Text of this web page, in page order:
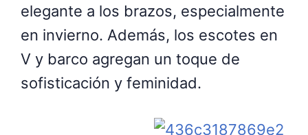
elegante a los brazos, especialmente
en invierno. Además, los escotes en
V y barco agregan un toque de
sofisticación y feminidad.